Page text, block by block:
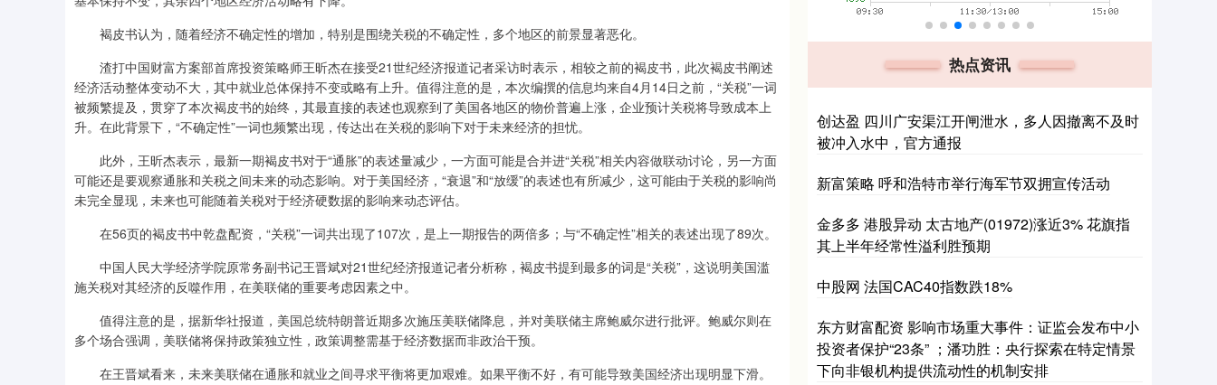
褐皮书认为，随着经济不确定性的增加，特别是围绕关税的不确定性，多个地区的前景显著恶化。
渣打中国财富方案部首席投资策略师王昕杰在接受21世纪经济报道记者采访时表示，相较之前的褐皮书，此次褐皮书阐述
经济活动整体变动不大，其中就业总体保持不变或略有上升。值得注意的是，本次编撰的信息均来自4月14日之前，“关税”一词
被频繁提及，贯穿了本次褐皮书的始终，其最直接的表述也观察到了美国各地区的物价普遍上涨，企业预计关税将导致成本上
升。在此背景下，“不确定性”一词也频繁出现，传达出在关税的影响下对于未来经济的担忧。
此外，王昕杰表示，最新一期褐皮书对于“通胀”的表述量减少，一方面可能是合并进“关税”相关内容做联动讨论，另一方面
可能还是要观察通胀和关税之间未来的动态影响。对于美国经济，“衰退”和“放缓”的表述也有所减少，这可能由于关税的影响尚
未完全显现，未来也可能随着关税对于经济硬数据的影响来动态评估。
在56页的褐皮书中乾盘配资，“关税”一词共出现了107次，是上一期报告的两倍多；与“不确定性”相关的表述出现了89次。
中国人民大学经济学院原常务副书记王晋斌对21世纪经济报道记者分析称，褐皮书提到最多的词是“关税”，这说明美国滥
施关税对其经济的反噬作用，在美联储的重要考虑因素之中。
值得注意的是，据新华社报道，美国总统特朗普近期多次施压美联储降息，并对美联储主席鲍威尔进行批评。鲍威尔则在
多个场合强调，美联储将保持政策独立性，政策调整需基于经济数据而非政治干预。
在王晋斌看来，未来美联储在通胀和就业之间寻求平衡将更加艰难。如果平衡不好，有可能导致美国经济出现明显下滑。
热点资讯
创达盈 四川广安渠江开闸泄水，多人因撤离不及时
被冲入水中，官方通报
新富策略 呼和浩特市举行海军节双拥宣传活动
金多多 港股异动 太古地产(01972)涨近3% 花旗指
其上半年经常性溢利胜预期
中股网 法国CAC40指数跌18%
东方财富配资 影响市场重大事件：证监会发布中小
投资者保护“23条” ；潘功胜：央行探索在特定情景
下向非银机构提供流动性的机制安排